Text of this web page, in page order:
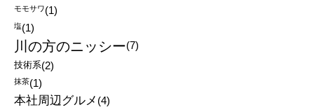
モモサワ(1)
塩(1)
川の方のニッシー(7)
技術系(2)
抹茶(1)
本社周辺グルメ (4)